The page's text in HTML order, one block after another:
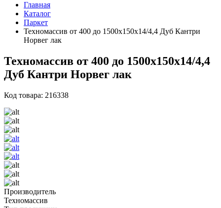
Главная
Каталог
Паркет
Техномассив от 400 до 1500х150х14/4,4 Дуб Кантри
Норвег лак
Техномассив от 400 до 1500х150х14/4,4
Дуб Кантри Норвег лак
Код товара: 216338
Производитель
Техномассив